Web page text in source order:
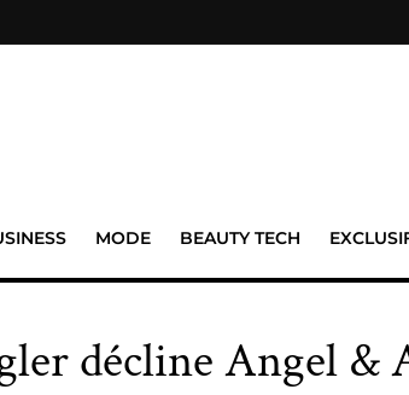
MODE BEAUTY TECH
décline Angel &